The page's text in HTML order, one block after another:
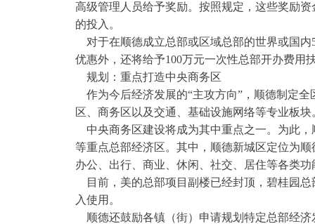
高级管理人员给予奖励。按照规定，这些奖励
的投入。
对于在顺德成立总部或区域总部的世界或国内
优惠外，还将给予100万元一次性总部开办费用
规划：重点打造中央商务区
作为今后经济发展的“主攻方向”，顺德制定
区、商务区以及交通、基础设施网络等专业板块
中央商务区建设将成为其中重点之一。为此
等重点总部经济区。其中，顺德新城区定位为
办公、出行、商业、休闲、社交、居住等各类
目前，美的总部项目副楼已经封顶，碧桂园
入使用。
顺德还鼓励各镇（街）申请规划特定总部经